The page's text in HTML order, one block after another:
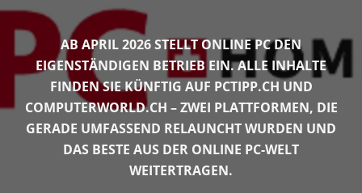
AB APRIL 2026 STELLT ONLINE PC DEN
EIGENSTÄNDIGEN BETRIEB EIN. ALLE INHALTE
FINDEN SIE KÜNFTIG AUF PCTIPP.CH UND
COMPUTERWORLD.CH – ZWEI PLATTFORMEN, DIE
GERADE UMFASSEND RELAUNCHT WURDEN UND
DAS BESTE AUS DER ONLINE PC-WELT
WEITERTRAGEN.